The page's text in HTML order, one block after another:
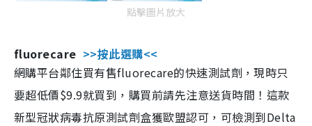
點擊圖片放大
fluorecare >>按此選購<<
網購平台鄰住買有售fluorecare的快速測試劑，現時只
要超低價$9.9就買到，購買前請先注意送貨時間！這款
新型冠狀病毒抗原測試劑盒獲歐盟認可，可檢測到Delta